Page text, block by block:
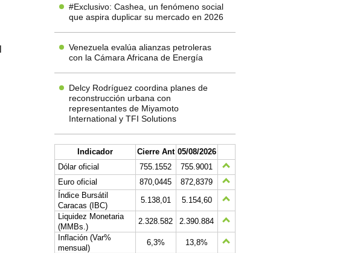
#Exclusivo: Cashea, un fenómeno social
que aspira duplicar su mercado en 2026
Venezuela evalúa alianzas petroleras
con la Cámara Africana de Energía
Delcy Rodríguez coordina planes de
reconstrucción urbana con
representantes de Miyamoto
International y TFI Solutions
Indicador Cierre Ant 05/08/2026
Dólar oficial
755.1552
755.9001
Euro oficial
870,0445
872,8379
Índice Bursátil
Caracas (IBC)
5.138,01
5.154,60
Liquidez Monetaria
(MMBs.)
2.328.582
2.390.884
Inflación (Var%
mensual)
6,3%
13,8%